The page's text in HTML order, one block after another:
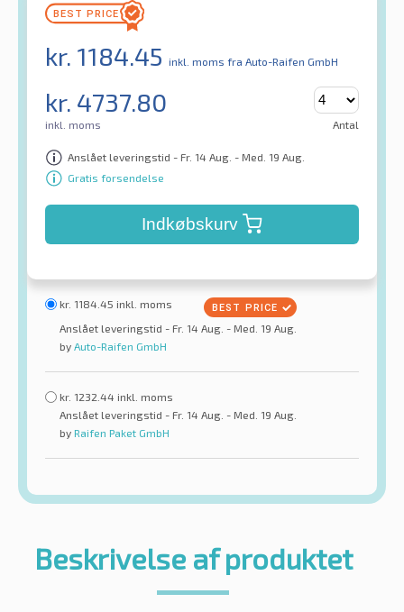
kr. 1184.45 inkl. moms fra Auto-Raifen GmbH
kr. 4737.80
inkl. moms Antal
Anslået leveringstid - Fr. 14 Aug. - Med. 19 Aug.
Gratis forsendelse
Indkøbskurv
kr. 1184.45 inkl. moms
Anslået leveringstid - Fr. 14 Aug. - Med. 19 Aug.
by Auto-Raifen GmbH
kr. 1232.44 inkl. moms
Anslået leveringstid - Fr. 14 Aug. - Med. 19 Aug.
by Raifen Paket GmbH
Beskrivelse af produktet